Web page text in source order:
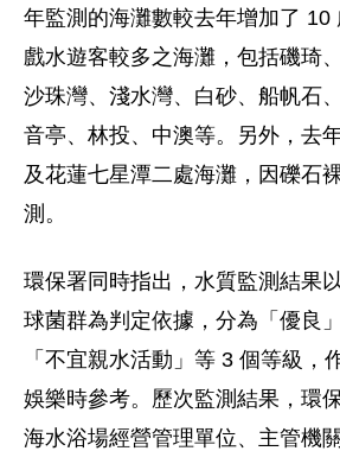
年監測的海灘數較去年增加了 10
戲水遊客較多之海灘，包括磯琦
沙珠灣、淺水灣、白砂、船帆石
音亭、林投、中澳等。另外，去
及花蓮七星潭二處海灘，因礫石
測。
環保署同時指出，水質監測結果
球菌群為判定依據，分為「優良
「不宜親水活動」等 3 個等級，
娛樂時參考。歷次監測結果，環
海水浴場經營管理單位、主管機